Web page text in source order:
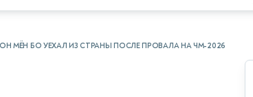
МЁН БО УЕХАЛ ИЗ СТРАНЫ ПОСЛЕ ПРОВАЛА НА ЧМ-2026